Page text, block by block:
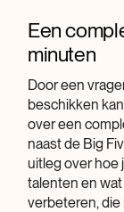
Een
minuten
Door een
beschikken
over een
naast de Big
uitleg over hoe
talenten en
verbeteren, die